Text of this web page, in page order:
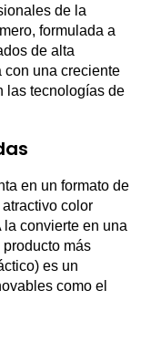
de la
formulada a
de alta
con una creciente
las tecnologías de
en un formato de
color
convierte en una
más
es un
como el